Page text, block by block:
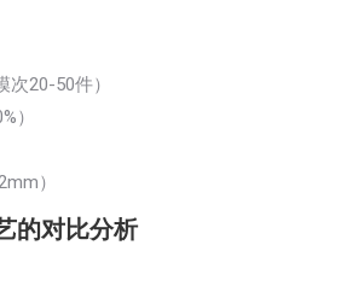
20-50件）
）
）
的对比分析